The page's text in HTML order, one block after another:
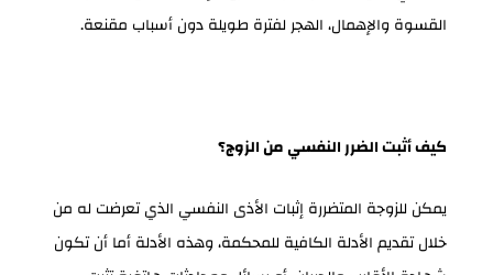
القسوة والإهمال، الهجر لفترة طويلة دون أسباب مقنعة.
كيف أثبت الضرر النفسي من الزوج؟
يمكن للزوجة المتضررة إثبات الأذى النفسي الذي تعرضت له من
خلال تقديم الأدلة الكافية للمحكمة، وهذه الأدلة أما أن تكون